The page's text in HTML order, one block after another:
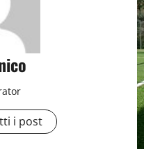
i post